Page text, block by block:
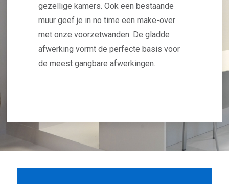
gezellige kamers. Ook een bestaande
muur geef je in no time een make-over
met onze voorzetwanden. De gladde
afwerking vormt de perfecte basis voor
de meest gangbare afwerkingen.